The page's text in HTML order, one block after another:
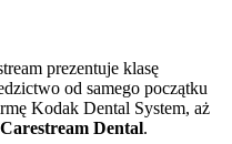
prezentuje klasę
od samego początku
Kodak Dental System, aż
Carestream Dental.